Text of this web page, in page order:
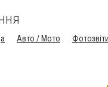
Авто / Мото Фотозвіти